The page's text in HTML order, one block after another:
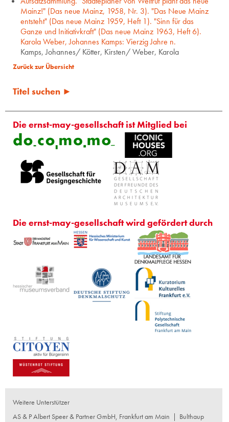
Mainz!" (Das neue Mainz, 1958, Nr. 3). "Das Neue Mainz
entsteht" (Das neue Mainz 1959, Heft 1). "Sinn für das
Ganze und Initiativkraft" (Das neue Mainz 1963, Heft 6).
Karola Weber, Johannes Kamps: Vierzig Jahre n.
Kamps, Johannes/ Kötter, Kirsten/ Weber, Karola
Zurück zur Übersicht
Titel suchen ►
Die ernst-may-gesellschaft ist Mitglied bei
Die ernst-may-gesellschaft wird gefördert durch
Weitere Unterstützer
AS & P Albert Speer & Partner GmbH, Frankfurt am Main | Bulthaup